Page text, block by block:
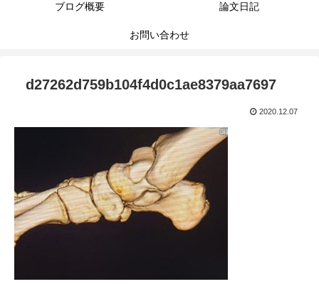
ブログ概要 論文日記
お問い合わせ
d27262d759b104f4d0c1ae8379aa7697
2020.12.07